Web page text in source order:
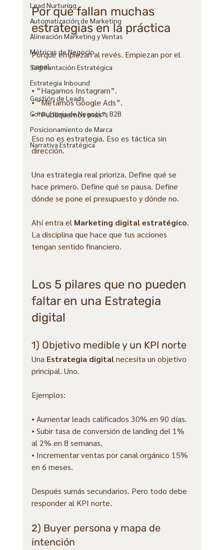
Lead Nurturing
Automatización de Marketing
Alineación Marketing y Ventas
Métricas de Negocio
Segmentación Estratégica
Estrategia Inbound
Gestión de Leads
Consultoría de Negocios B2B
Posicionamiento de Marca
Narrativa Estratégica
Por qué fallan muchas
estrategias en la práctica
Porque empiezan al revés. Empiezan por el
canal.
• “Hagamos Instagram”.
• “Metamos Google Ads”.
• “Publiquemos más”.
Eso no es estrategia. Eso es táctica sin
dirección.
Una estrategia real prioriza. Define qué se
hace primero. Define qué se pausa. Define
dónde se pone el presupuesto y dónde no.
Ahí entra el Marketing digital estratégico.
La disciplina que hace que tus acciones
tengan sentido financiero.
Los 5 pilares que no pueden
faltar en una Estrategia
digital
1) Objetivo medible y un KPI norte
Una Estrategia digital necesita un objetivo
principal. Uno.
Ejemplos:
• Aumentar leads calificados 30% en 90 días.
• Subir tasa de conversión de landing del 1%
al 2% en 8 semanas.
• Incrementar ventas por canal orgánico 15%
en 6 meses.
Después sumás secundarios. Pero todo debe
responder al KPI norte.
2) Buyer persona y mapa de
intención